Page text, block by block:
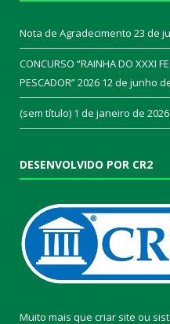
Nota de Agradecimento 23 de
CONCURSO “RAINHA DO XXXI
PESCADOR” 2026 12 de junho
(sem título) 1 de janeiro de 2026
DESENVOLVIDO POR CR2
Muito mais que criar site ou